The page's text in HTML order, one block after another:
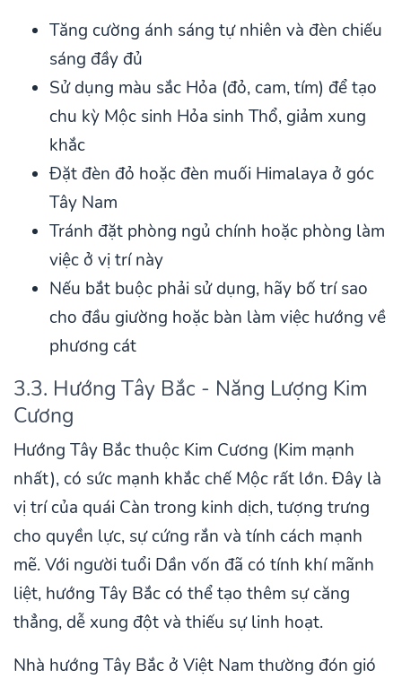
Tăng cường ánh sáng tự nhiên và đèn chiếu
sáng đầy đủ
Sử dụng màu sắc Hỏa (đỏ, cam, tím) để tạo
chu kỳ Mộc sinh Hỏa sinh Thổ, giảm xung
khắc
Đặt đèn đỏ hoặc đèn muối Himalaya ở góc
Tây Nam
Tránh đặt phòng ngủ chính hoặc phòng làm
việc ở vị trí này
Nếu bắt buộc phải sử dụng, hãy bố trí sao
cho đầu giường hoặc bàn làm việc hướng về
phương cát
3.3. Hướng Tây Bắc - Năng Lượng Kim
Cương
Hướng Tây Bắc thuộc Kim Cương (Kim mạnh
nhất), có sức mạnh khắc chế Mộc rất lớn. Đây là
vị trí của quái Càn trong kinh dịch, tượng trưng
cho quyền lực, sự cứng rắn và tính cách mạnh
mẽ. Với người tuổi Dần vốn đã có tính khí mãnh
liệt, hướng Tây Bắc có thể tạo thêm sự căng
thẳng, dễ xung đột và thiếu sự linh hoạt.
Nhà hướng Tây Bắc ở Việt Nam thường đón gió